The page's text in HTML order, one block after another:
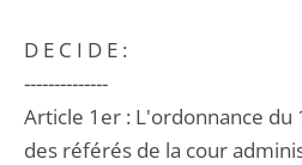
D E C I D E :
--------------
Article 1er : L'ordonnance du
des référés de la cour